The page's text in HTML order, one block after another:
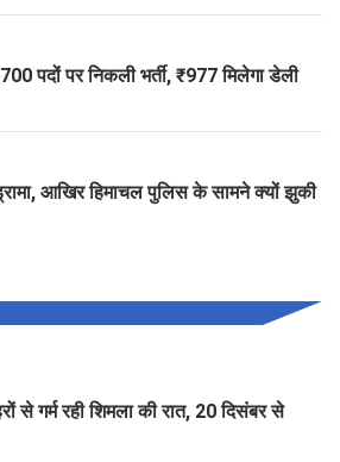
पदों पर निकली भर्ती, ₹977 मिलेगा डेली
आखिर हिमाचल पुलिस के सामने क्यों झुकी
से गर्म रही शिमला की रात, 20 दिसंबर से